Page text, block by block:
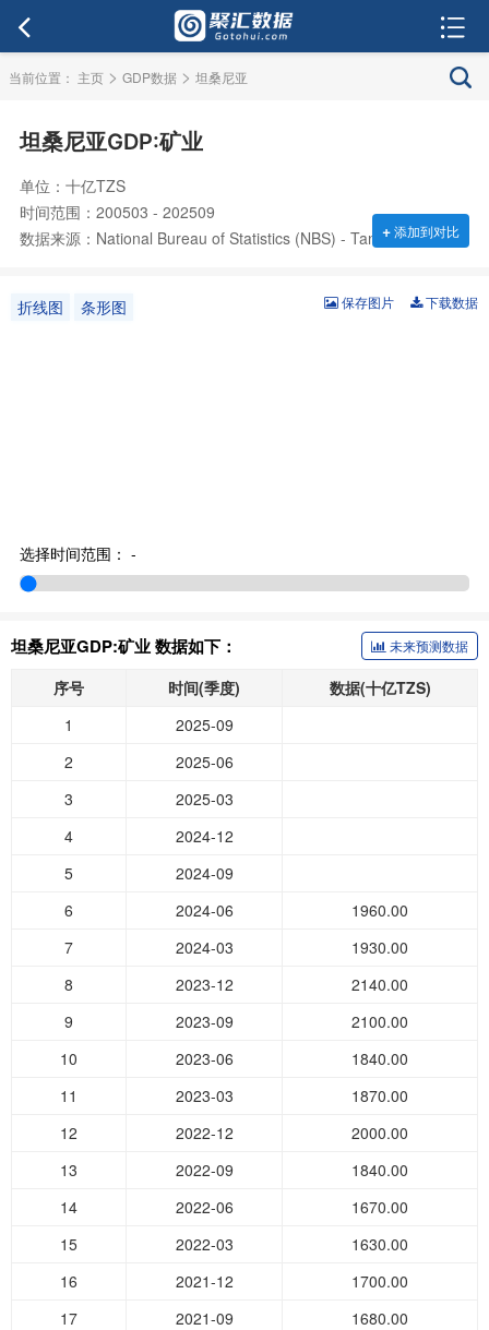
当前位置： 主页 > GDP数据 > 坦桑尼亚
坦桑尼亚GDP:矿业
单位：十亿TZS
时间范围：200503 - 202509
数据来源：National Bureau of Statistics (NBS) - Tanzania
+添加到对比
折线图 条形图 下载数据
保存图片
选择时间范围： -
坦桑尼亚GDP:矿业 数据如下： 未来预测数据
序号 时间(季度)
数据(十亿TZS)
1
2025-09
2
2025-06
3
2025-03
4
2024-12
5
2024-09
6
2024-06
1960.00
7
2024-03
1930.00
8
2023-12
2140.00
9
2023-09
2100.00
10
2023-06
1840.00
11
2023-03
1870.00
12
2022-12
2000.00
13
2022-09
1840.00
14
2022-06
1670.00
15
2022-03
1630.00
16
2021-12
1700.00
17
2021-09
1680.00